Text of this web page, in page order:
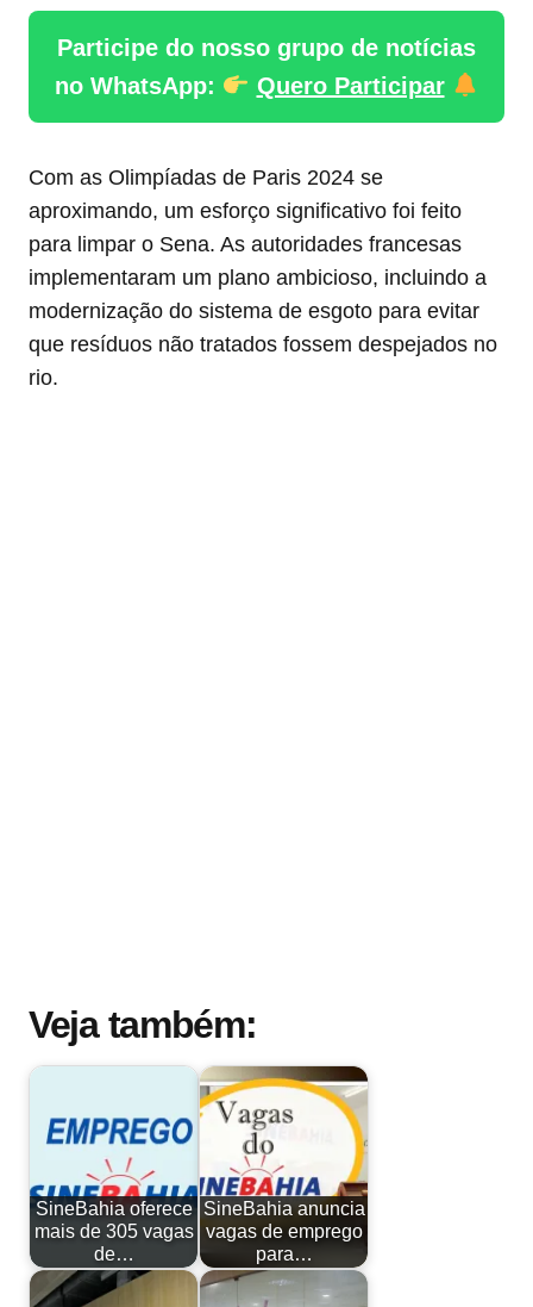
Participe do nosso grupo de notícias
no WhatsApp:
Quero Participar
Com as Olimpíadas de Paris 2024 se
aproximando, um esforço significativo foi feito
para limpar o Sena. As autoridades francesas
implementaram um plano ambicioso, incluindo a
modernização do sistema de esgoto para evitar
que resíduos não tratados fossem despejados no
rio.
Veja também:
SineBahia oferece
mais de 305 vagas
de…
SineBahia anuncia
vagas de emprego
para…